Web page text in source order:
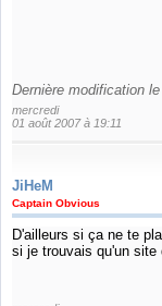
Dernière modification
mercredi
01 août 2007 à 19:11
JiHeM
Captain Obvious
D'ailleurs si ça ne te
si je trouvais qu'un site